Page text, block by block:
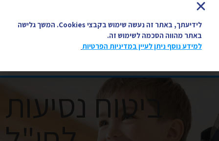
פתח
ביטוח נסיעות
לידיעתך, באתר זה נעשה שימוש בקבצי Cookies. המשך גלישה
באתר מהווה הסכמה לשימוש זה.
למידע נוסף ניתן לעיין במדיניות הפרטיות